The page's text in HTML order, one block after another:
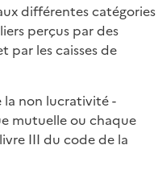
différentes catégories
perçus par des
par les caisses de
la non lucrativité -
mutuelle ou chaque
III du code de la